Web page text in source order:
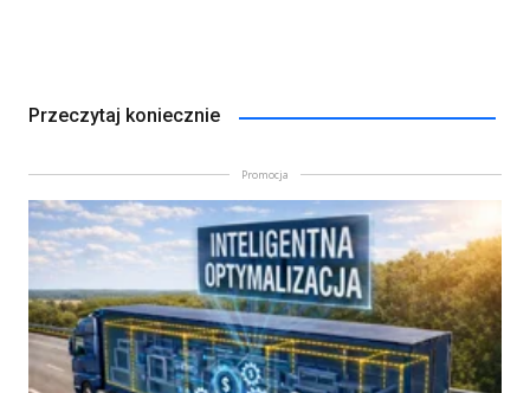
Przeczytaj koniecznie
Promocja